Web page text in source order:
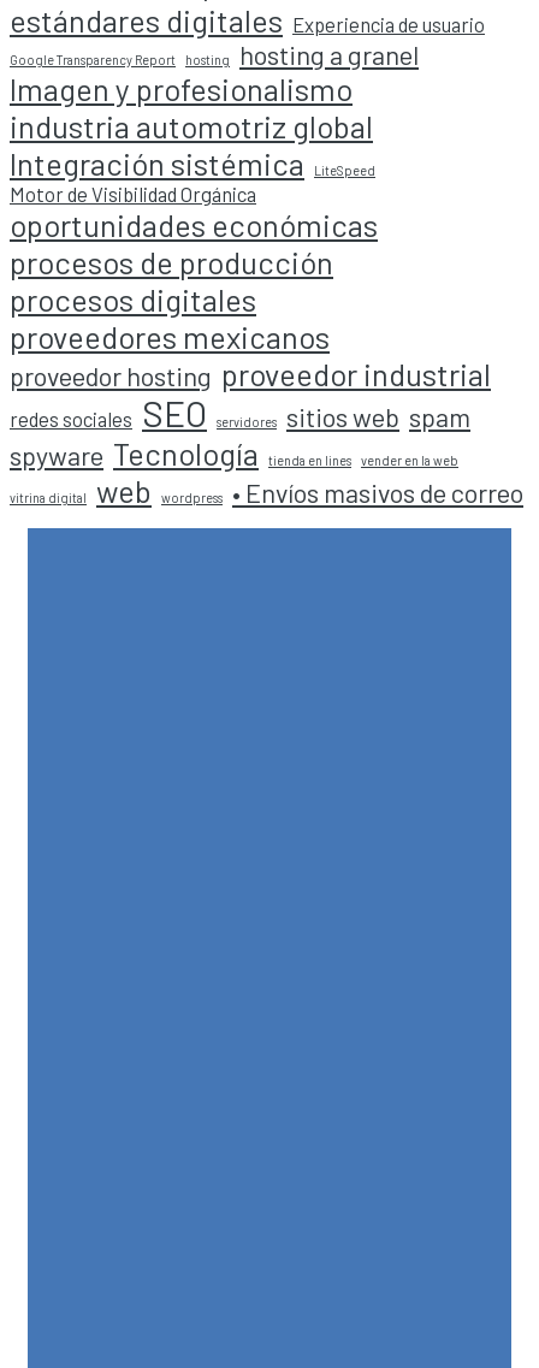
estándares digitales Experiencia de usuario
Google Transparency Report hosting hosting a granel
Imagen y profesionalismo
industria automotriz global
Integración sistémica
LiteSpeed
Motor de Visibilidad Orgánica
oportunidades económicas
procesos de producción
procesos digitales
proveedores mexicanos
proveedor hosting proveedor industrial
redes sociales SEO servidores sitios web spam
spyware Tecnología tienda en lines vender en la web
vitrina digital web wordpress • Envíos masivos de correo